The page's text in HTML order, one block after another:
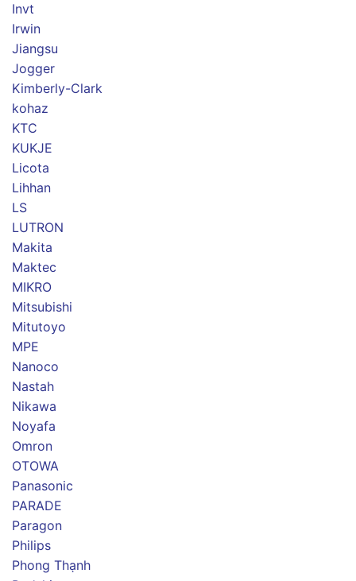
Invt
Irwin
Jiangsu
Jogger
Kimberly-Clark
kohaz
KTC
KUKJE
Licota
Lihhan
LS
LUTRON
Makita
Maktec
MIKRO
Mitsubishi
Mitutoyo
MPE
Nanoco
Nastah
Nikawa
Noyafa
Omron
OTOWA
Panasonic
PARADE
Paragon
Philips
Phong Thạnh